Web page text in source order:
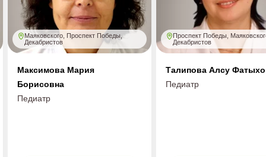
Маяковского, Проспект Победы,
Декабристов
Максимова Мария
Борисовна
Педиатр
Проспект Победы,
Декабристов
Талипова Алсу
Педиатр